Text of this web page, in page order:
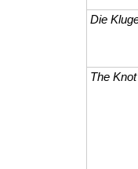
Die
The